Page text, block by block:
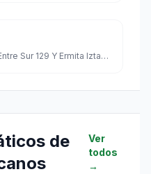
Tulyehualco #1 Col. Minerva. Entre Sur 129 Y Ermita Iztapalapa C.p. 09810
de
Ver
todos
→